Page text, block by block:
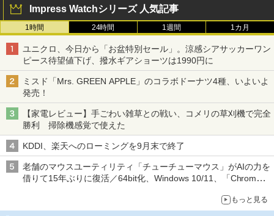
Impress Watchシリーズ 人気記事
1時間 24時間 1週間 1カ月
ユニクロ、今日から「お盆特別セール」。涼感シアサッカーワン
ピース待望値下げ、撥水ギアショーツは1990円に
ミスド「Mrs. GREEN APPLE」のコラボドーナツ4種、いよいよ
発売！
【家電レビュー】手ごわい雑草との戦い、コメリの草刈機で完全
勝利 掃除機感覚で使えた
KDDI、楽天へのローミングを9月末で終了
老舗のマウスユーティリティ「チューチューマウス」がAIの力を
借りて15年ぶりに復活／64bit化、Windows 10/11、「Chrome」
もっと見る